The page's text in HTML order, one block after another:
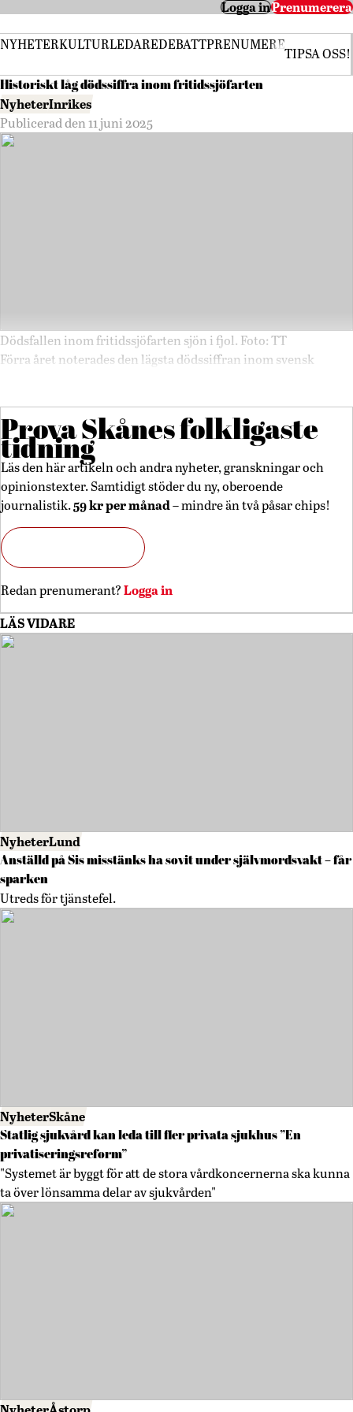
Logga inPrenumerera
NYHETERKULTURLEDAREDEBATTPRENUMERERA
TIPSA OSS!
Historiskt låg dödssiffra inom fritidssjöfarten
NyheterInrikes
Publicerad den 11 juni 2025
Dödsfallen inom fritidssjöfarten sjön i fjol. Foto: TT
Förra året noterades den lägsta dödssiffran inom svensk
Prova Skånes folkligaste
tidning
Läs den här artikeln och andra nyheter, granskningar och
opinionstexter. Samtidigt stöder du ny, oberoende
journalistik.59 kr per månad– mindre än två påsar chips!
Redan prenumerant?Logga in
LÄS VIDARE
NyheterLund
Anställd på Sis misstänks ha sovit under självmordsvakt – får
sparken
Utreds för tjänstefel.
NyheterSkåne
Statlig sjukvård kan leda till fler privata sjukhus ”En
privatiseringsreform”
"Systemet är byggt för att de stora vårdkoncernerna ska kunna
ta över lönsamma delar av sjukvården"